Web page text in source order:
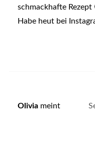
schmackhafte Rezept
Habe heut bei
Olivia meint